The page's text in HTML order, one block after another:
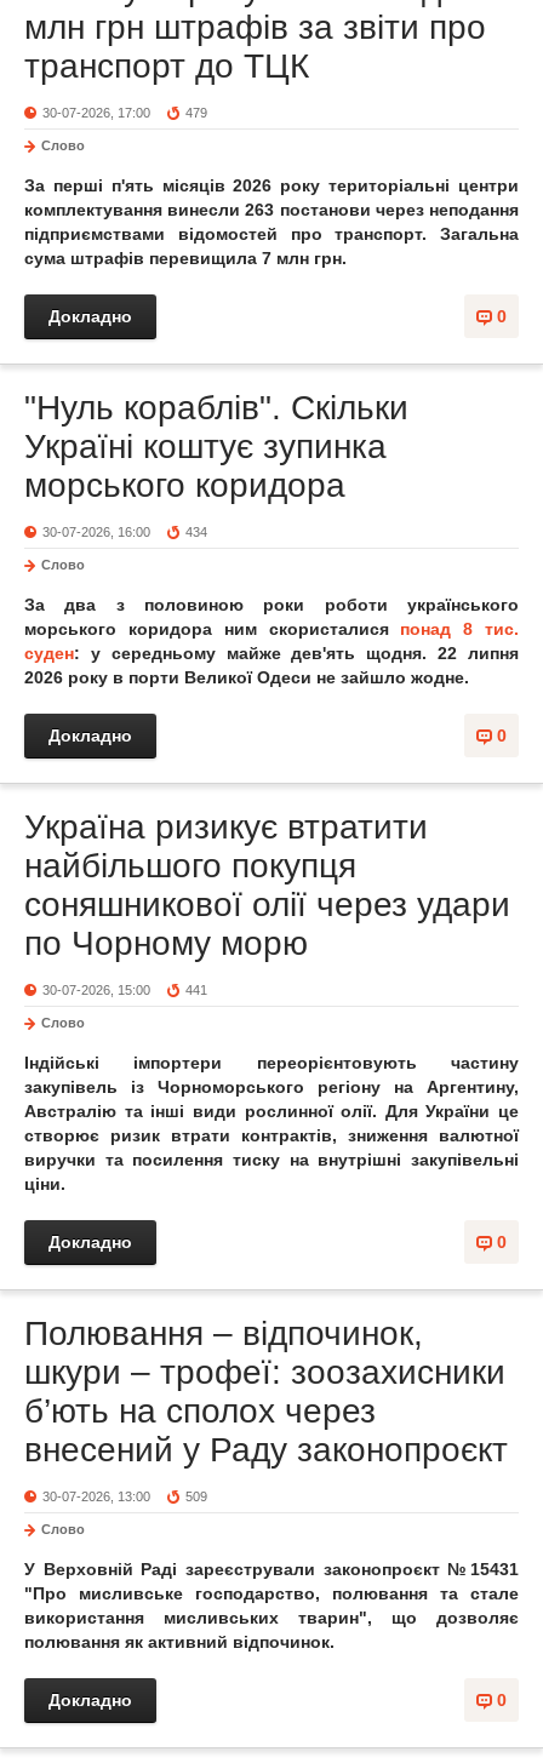
млн грн штрафів за звіти про
транспорт до ТЦК
30-07-2026, 17:00 479
Слово
За перші п'ять місяців 2026 року територіальні центри
комплектування винесли 263 постанови через неподання
підприємствами відомостей про транспорт. Загальна
сума штрафів перевищила 7 млн грн.
0
Докладно
"Нуль кораблів". Скільки
Україні коштує зупинка
морського коридора
30-07-2026, 16:00 434
Слово
За два з половиною роки роботи українського
морського коридора ним скористалися
понад 8 тис.
суден: у середньому майже дев'ять щодня. 22 липня
2026 року в порти Великої Одеси не зайшло жодне.
0
Докладно
Україна ризикує втратити
найбільшого покупця
соняшникової олії через удари
по Чорному морю
30-07-2026, 15:00 441
Слово
Індійські імпортери переорієнтовують частину
закупівель із Чорноморського регіону на Аргентину,
Австралію та інші види рослинної олії. Для України це
створює ризик втрати контрактів, зниження валютної
виручки та посилення тиску на внутрішні закупівельні
ціни.
0
Докладно
Полювання – відпочинок,
шкури – трофеї: зоозахисники
б’ють на сполох через
внесений у Раду законопроєкт
30-07-2026, 13:00 509
Слово
У Верховній Раді зареєстрували законопроєкт №15431
"Про мисливське господарство, полювання та стале
використання мисливських тварин", що дозволяє
полювання як активний відпочинок.
0
Докладно